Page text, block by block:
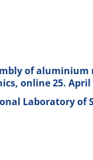
of
online 25. April
Laboratory